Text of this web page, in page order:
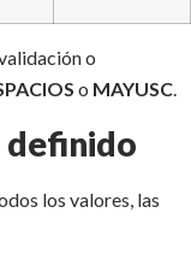
o
o MAYUSC
definido
los valores, las